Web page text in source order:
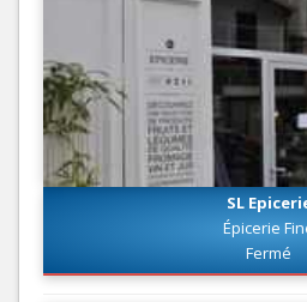
SL
Épicerie
Fermé